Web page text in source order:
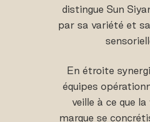
distingue Sun
par sa variété et
En étroite
équipes
veille à ce que la
marque se